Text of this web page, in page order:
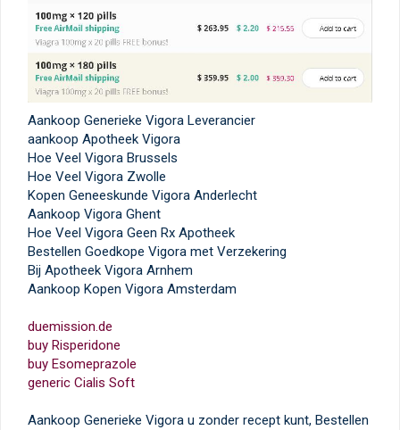
Aankoop Generieke Vigora Leverancier
aankoop Apotheek Vigora
Hoe Veel Vigora Brussels
Hoe Veel Vigora Zwolle
Kopen Geneeskunde Vigora Anderlecht
Aankoop Vigora Ghent
Hoe Veel Vigora Geen Rx Apotheek
Bestellen Goedkope Vigora met Verzekering
Bij Apotheek Vigora Arnhem
Aankoop Kopen Vigora Amsterdam
duemission.de
buy Risperidone
buy Esomeprazole
generic Cialis Soft
Aankoop Generieke Vigora u zonder recept kunt, Bestellen